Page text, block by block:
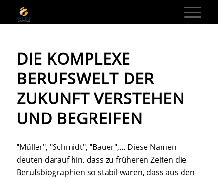
DIE KOMPLEXE
BERUFSWELT DER
ZUKUNFT VERSTEHEN
UND BEGREIFEN
"Müller", "Schmidt", "Bauer",… Diese Namen
deuten darauf hin, dass zu früheren Zeiten die
Berufsbiographien so stabil waren, dass aus den